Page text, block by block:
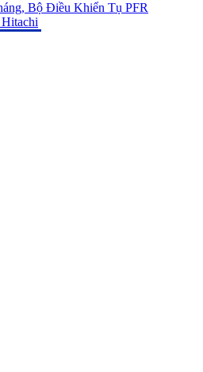
Bộ Điều Khiển Tụ PFR